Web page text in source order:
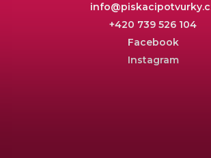
info@
+420 739 526 104
Facebook
Instagram